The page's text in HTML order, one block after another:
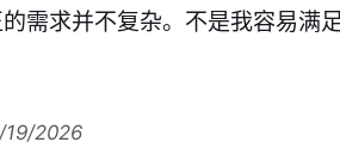
需求并不复杂。不是我容易满
19/2026